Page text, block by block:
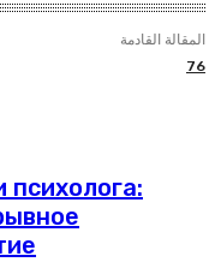
المقالة القادمة
76